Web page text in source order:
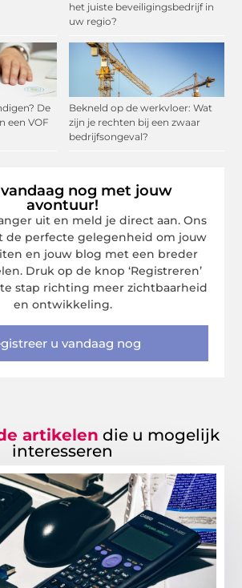
het juiste beveiligingsbedrijf in
uw regio?
De
een VOF
Bekneld op de werkvloer: Wat
zijn je rechten bij een zwaar
bedrijfsongeval?
nog met jouw
avontuur!
uit en meld je direct aan. Ons
de perfecte gelegenheid om jouw
en jouw blog met een breder
Druk op de knop ‘Registreren’
stap richting meer zichtbaarheid
en ontwikkeling.
u vandaag nog
artikelen die u mogelijk
interesseren